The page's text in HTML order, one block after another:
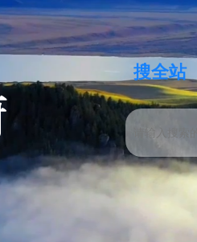
搜全站